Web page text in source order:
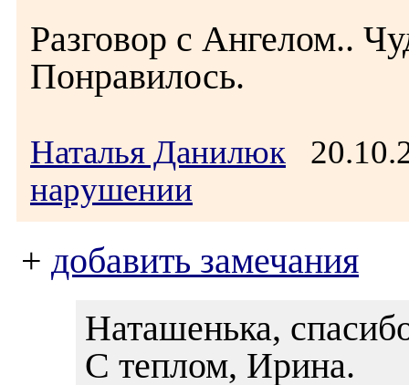
Разговор с Ангелом..
Понравилось.
Наталья Данилюк
нарушении
+ добавить замечания
Наташенька,
С теплом, Ирина.